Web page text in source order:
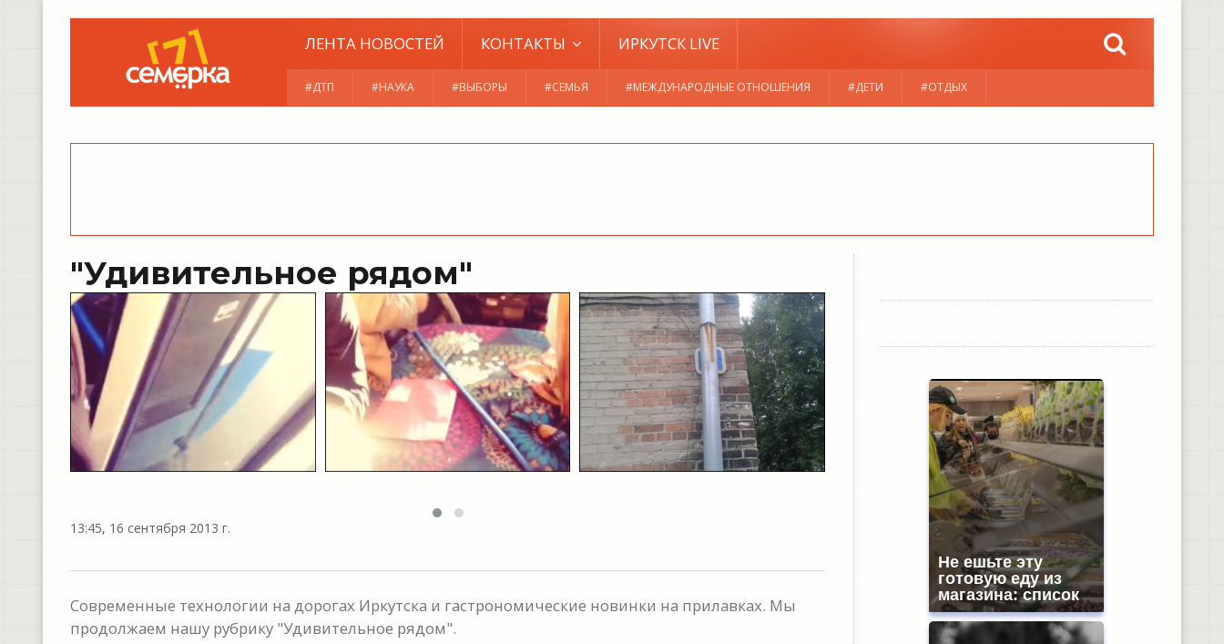
ЛЕНТА НОВОСТЕЙ КОНТАКТЫ ИРКУТСК LIVE
#ДТП #НАУКА #ВЫБОРЫ #СЕМЬЯ #МЕЖДУНАРОДНЫЕ ОТНОШЕНИЯ #ДЕТИ #ОТДЫХ
"Удивительное рядом"
13:45, 16 сентября 2013 г.
Современные технологии на дорогах Иркутска и гастрономические новинки на прилавках. Мы
продолжаем нашу рубрику "Удивительное рядом".
Не ешьте эту
готовую еду из
магазина: список